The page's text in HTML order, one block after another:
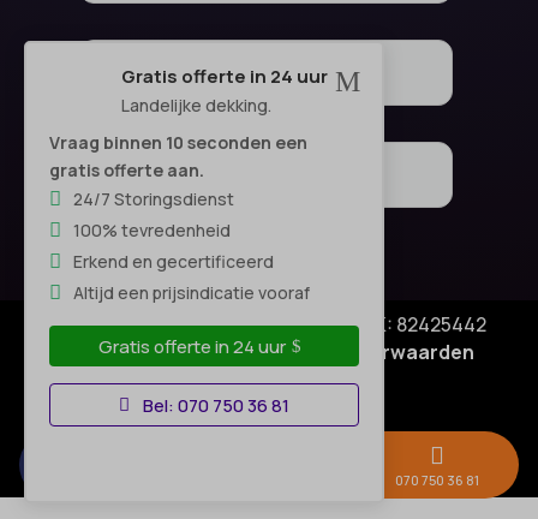
M
Gratis offerte in 24 uur
Landelijke dekking.
Vraag binnen 10 seconden een
gratis offerte aan.
24/7 Storingsdienst
100% tevredenheid
Erkend en gecertificeerd
Altijd een prijsindicatie vooraf
Gratis offerte in 24 uur
Bel: 070 750 36 81
© Copyright SA Elektro Experts - KVK: 82425442
Privacyverklaring|Algemene voorwaarden
Disclaimer–

070 750 36 81